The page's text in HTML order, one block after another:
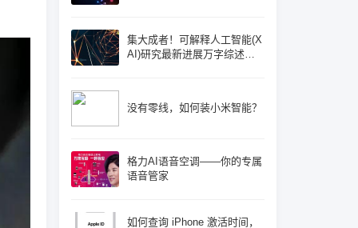
集大成者！可解释人工智能(X
AI)研究最新进展万字综述论
没有零线，如何装小米智能？
格力AI语音空调——你的专属
语音管家
如何查询 iPhone 激活时间，